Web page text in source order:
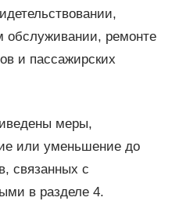
обслуживании, ремонте
и пассажирских
меры,
или уменьшение до
связанных с
в разделе 4.